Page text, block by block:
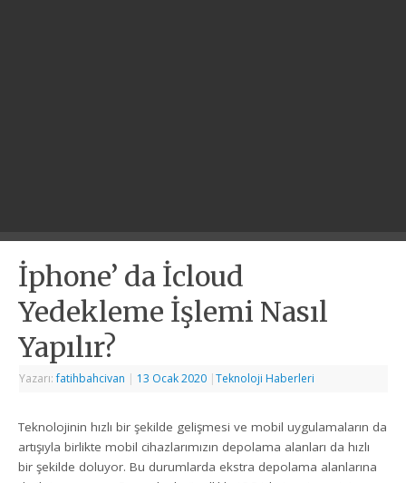
İphone’ da İcloud
Yedekleme İşlemi Nasıl
Yapılır?
Yazarı:fatihbahcivan | 13 Ocak 2020 |Teknoloji Haberleri
Teknolojinin hızlı bir şekilde gelişmesi ve mobil uygulamaların da
artışıyla birlikte mobil cihazlarımızın depolama alanları da hızlı
bir şekilde doluyor. Bu durumlarda ekstra depolama alanlarına